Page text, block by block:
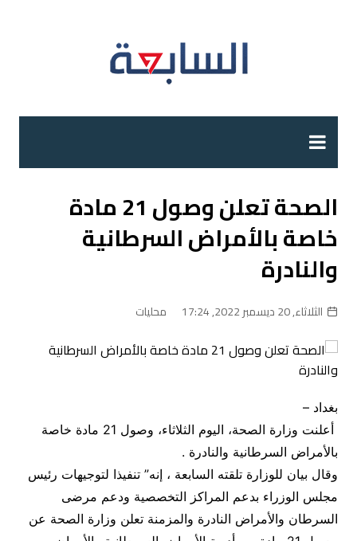
الصحة تعلن وصول 21 مادة
خاصة بالأمراض السرطانية
والنادرة
الثلاثاء, 20 ديسمبر 2022, 17:24 محليات
بغداد –
أعلنت وزارة الصحة، اليوم الثلاثاء، وصول 21 مادة خاصة
بالأمراض السرطانية والنادرة .
وقال بيان للوزارة تلقته السابعة ، إنه” تنفيذا لتوجيهات رئيس
مجلس الوزراء بدعم المراكز التخصصية ودعم مرضى
السرطان والأمراض النادرة والمزمنة تعلن وزارة الصحة عن